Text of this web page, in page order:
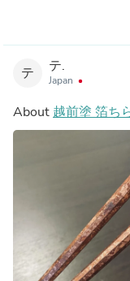
テ テ.
Japan
About 越前塗 箔ち